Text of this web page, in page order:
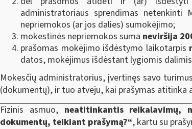
administratoriaus sprendimas
nepriemokos (ar jos dalies) sumokėjimo;
mokestinės nepriemokos suma neviršija
prašomas mokėjimo išdėstymo laikotarpis
datos, mokėjimus išdėstant lygiomis
Mokesčių administratorius, įvertinęs savo
(dokumentų), ir tuo atveju, kai prašymas atitinka
Fizinis asmuo, neatitinkantis reikalavimų,
dokumentų, teikiant prašymą?“, kartu su